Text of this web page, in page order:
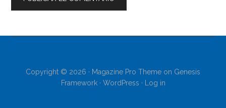
Copyright © 2026 · Magazine Pro Theme on Genesis
Framework· WordPress · Log in